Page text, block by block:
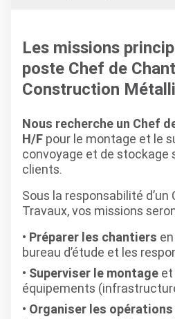
Les missions
poste Chef de
Construction
Nous recherche un Chef
H/F pour le montage et le
convoyage et de stockage
clients.
Sous la responsabilité
Travaux, vos missions
Préparer les chantiers
bureau d’étude et les
Superviser le montage et
équipements
Organiser les